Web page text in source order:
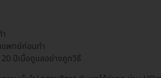
แพทย์ก่อนทำ
ปีเมื่อดูแลอย่างถูกวิธี